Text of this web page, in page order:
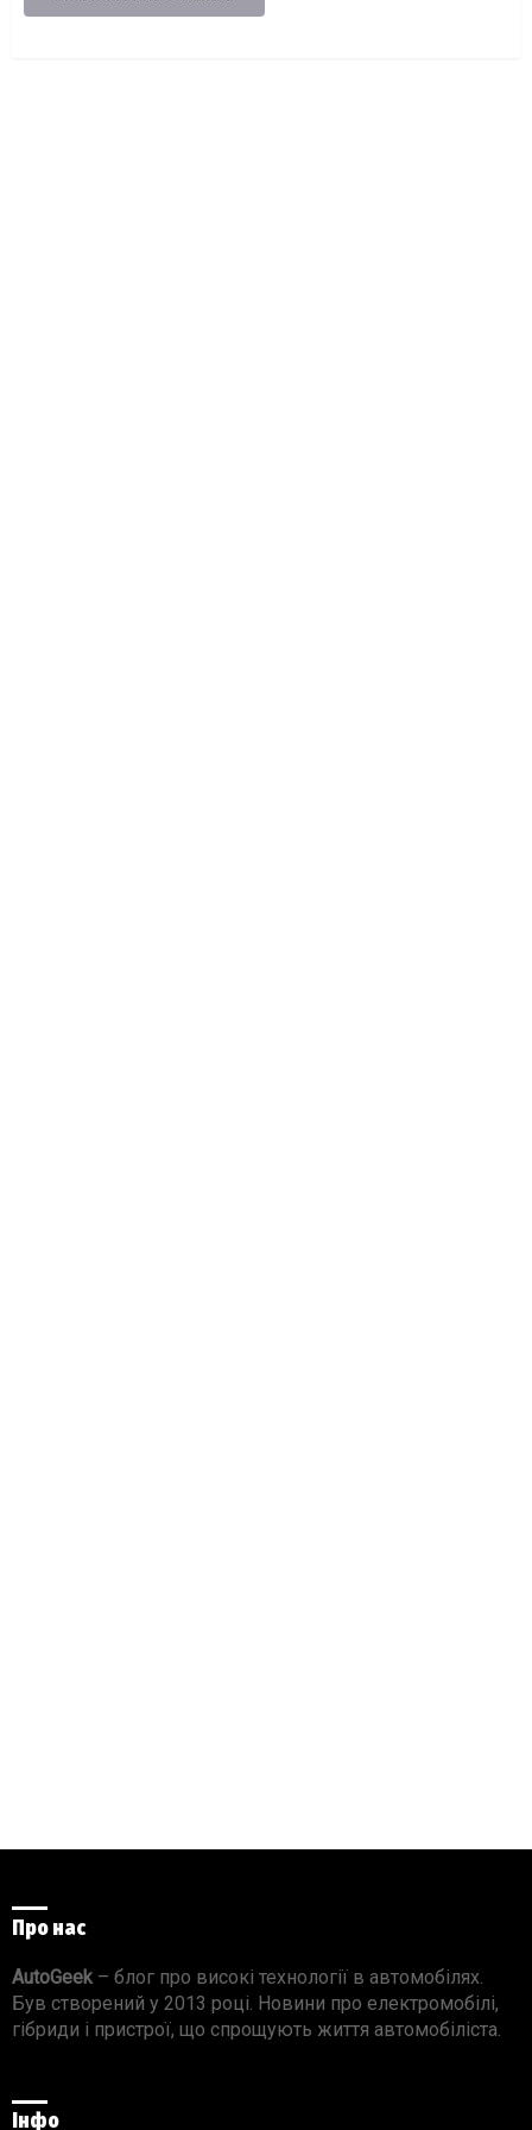
Про нас
AutoGeek – блог про високі технології в автомобілях.
Був створений у 2013 році. Новини про електромобілі,
гібриди і пристрої, що спрощують життя автомобіліста.
Інфо